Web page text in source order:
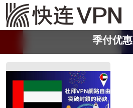
季付优惠